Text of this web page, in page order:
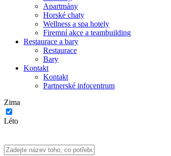
Apartmány
Horské chaty
Wellness a spa hotely
Firemní akce a teambuilding
Restaurace a bary
Restaurace
Bary
Kontakt
Kontakt
Partnerské infocentrum
Zima
Léto